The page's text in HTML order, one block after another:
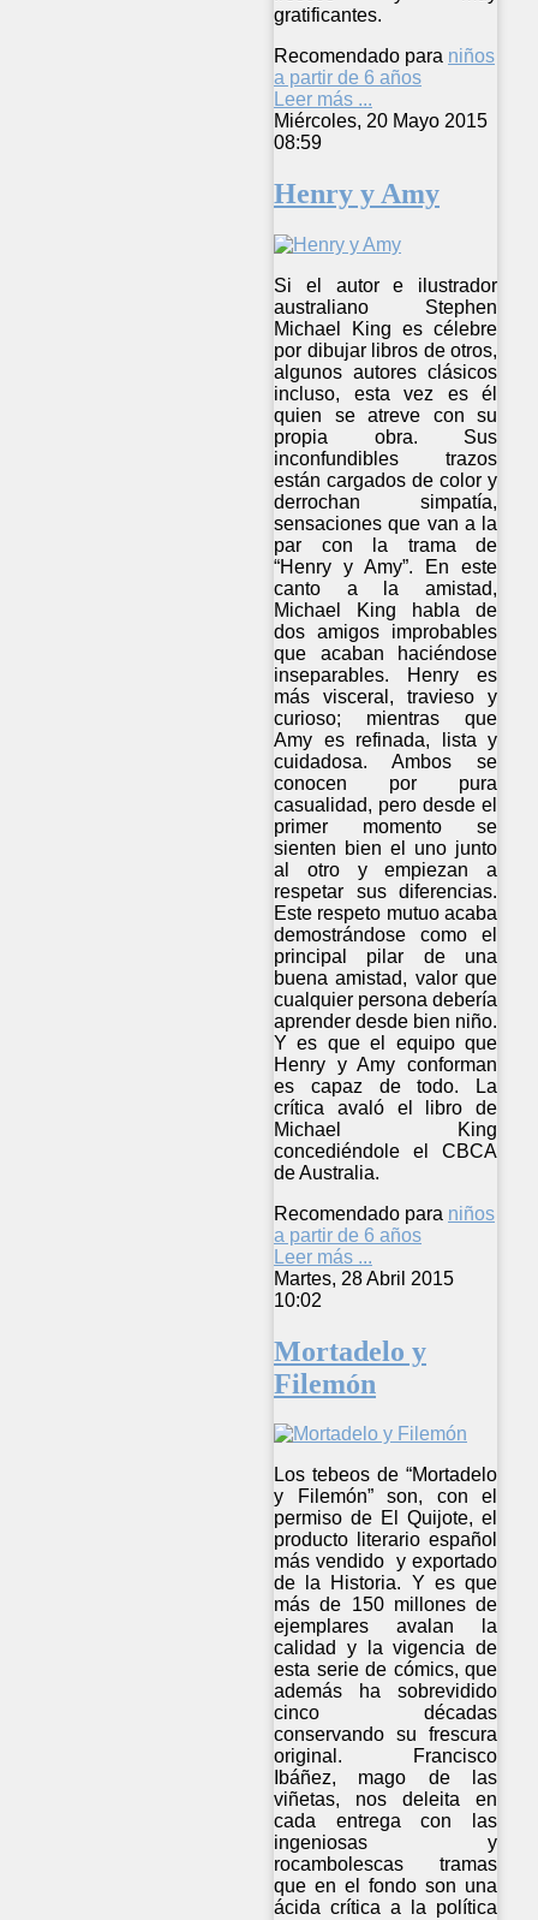
gratificantes.
Recomendado para niños
a partir de 6 años
Leer más ...
Miércoles, 20 Mayo 2015
08:59
Henry y Amy
Si el autor e ilustrador
australiano Stephen
Michael King es célebre
por dibujar libros de otros,
algunos autores clásicos
incluso, esta vez es él
quien se atreve con su
propia obra. Sus
inconfundibles trazos
están cargados de color y
derrochan simpatía,
sensaciones que van a la
par con la trama de
“Henry y Amy”. En este
canto a la amistad,
Michael King habla de
dos amigos improbables
que acaban haciéndose
inseparables. Henry es
más visceral, travieso y
curioso; mientras que
Amy es refinada, lista y
cuidadosa. Ambos se
conocen por pura
casualidad, pero desde el
primer momento se
sienten bien el uno junto
al otro y empiezan a
respetar sus diferencias.
Este respeto mutuo acaba
demostrándose como el
principal pilar de una
buena amistad, valor que
cualquier persona debería
aprender desde bien niño.
Y es que el equipo que
Henry y Amy conforman
es capaz de todo. La
crítica avaló el libro de
Michael King
concediéndole el CBCA
de Australia.
Recomendado para niños
a partir de 6 años
Leer más ...
Martes, 28 Abril 2015
10:02
Mortadelo y
Filemón
Los tebeos de “Mortadelo
y Filemón” son, con el
permiso de El Quijote, el
producto literario español
más vendido y exportado
de la Historia. Y es que
más de 150 millones de
ejemplares avalan la
calidad y la vigencia de
esta serie de cómics, que
además ha sobrevidido
cinco décadas
conservando su frescura
original. Francisco
Ibáñez, mago de las
viñetas, nos deleita en
cada entrega con las
ingeniosas y
rocambolescas tramas
que en el fondo son una
ácida crítica a la política